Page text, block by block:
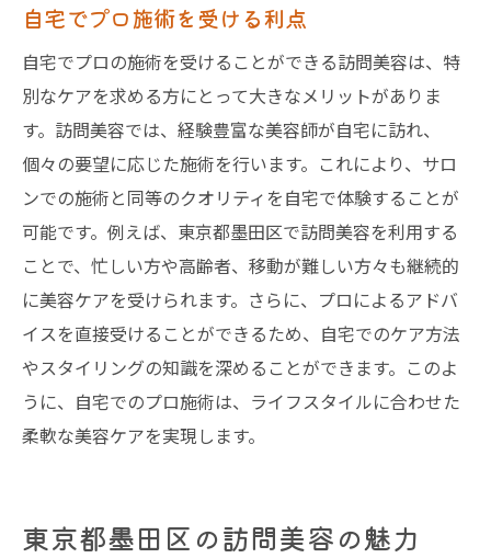
自宅でプロ施術を受ける利点
自宅でプロの施術を受けることができる訪問美容は、特
別なケアを求める方にとって大きなメリットがありま
す。訪問美容では、経験豊富な美容師が自宅に訪れ、
個々の要望に応じた施術を行います。これにより、サロ
ンでの施術と同等のクオリティを自宅で体験することが
可能です。例えば、東京都墨田区で訪問美容を利用する
ことで、忙しい方や高齢者、移動が難しい方々も継続的
に美容ケアを受けられます。さらに、プロによるアドバ
イスを直接受けることができるため、自宅でのケア方法
やスタイリングの知識を深めることができます。このよ
うに、自宅でのプロ施術は、ライフスタイルに合わせた
柔軟な美容ケアを実現します。
東京都墨田区の訪問美容の魅力